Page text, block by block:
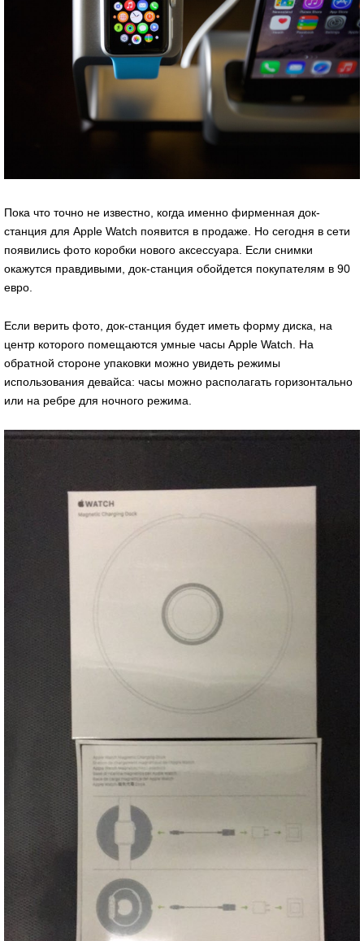
Пока что точно не известно, когда именно фирменная док-
станция для Apple Watch появится в продаже. Но сегодня в сети
появились фото коробки нового аксессуара. Если снимки
окажутся правдивыми, док-станция обойдется покупателям в 90
евро.
Если верить фото, док-станция будет иметь форму диска, на
центр которого помещаются умные часы Apple Watch. На
обратной стороне упаковки можно увидеть режимы
использования девайса: часы можно располагать горизонтально
или на ребре для ночного режима.